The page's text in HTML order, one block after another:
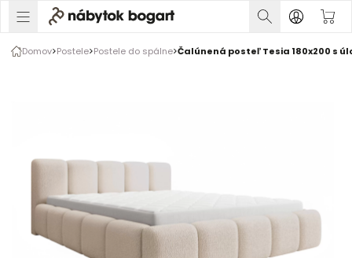
Domov Postele Postele do spálne Čalúnená posteľ Tesia 180x200 s